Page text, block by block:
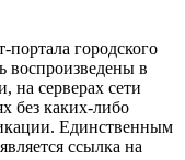
городского
воспроизведены в
на серверах сети
без каких-либо
Единственным
ссылка на